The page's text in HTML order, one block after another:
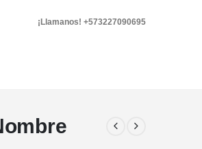
¡Llamanos! +573227090695